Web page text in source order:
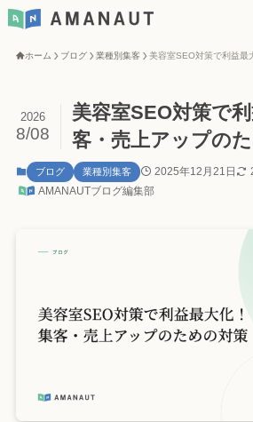
ホーム ブログ 業種別集客
美容室SEO対策で
客・売上アップの
2026
8/08
ブログ 業種別集客 2025年12月21日
AMANAUTブログ編集部